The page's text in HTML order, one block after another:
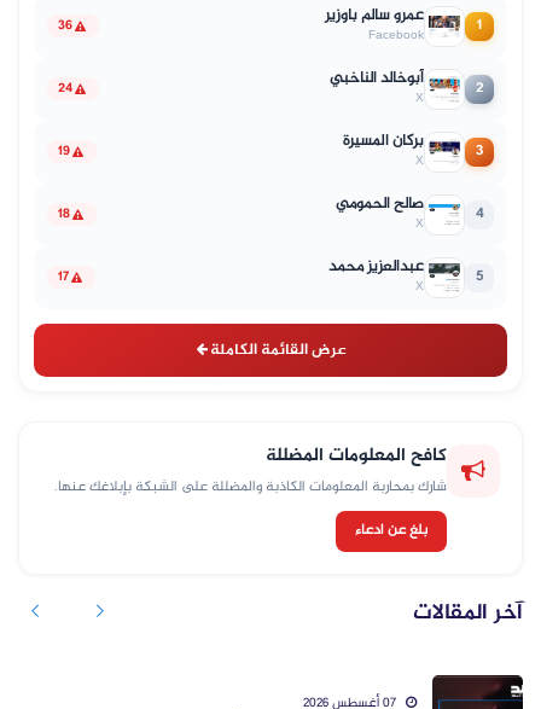
1 عمرو سالم باوزير
Facebook
36
2 أبوخالد الناخبي
X
24
3 بركان المسيرة
X
19
4 صالح الحمومي
X
18
5 عبدالعزيز محمد
X
17
عرض القائمة الكاملة
كافح المعلومات المضللة
شارك بمحاربة المعلومات الكاذبة والمضللة على الشبكة بإبلاغك عنها.
بلغ عن ادعاء
آخر المقالات